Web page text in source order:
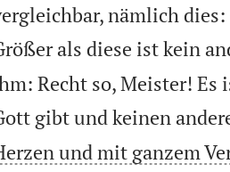
nämlich
als diese ist kein
Recht so, Meister! Es
gibt und keinen
und mit ganzem